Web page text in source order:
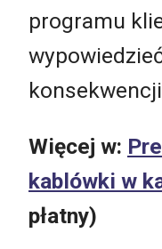
programu
Więcej w:
kablówki w
płatny)